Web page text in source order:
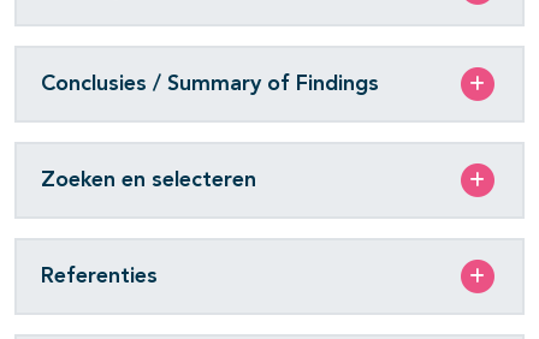
Conclusies / Summary of Findings
Zoeken en selecteren
Referenties